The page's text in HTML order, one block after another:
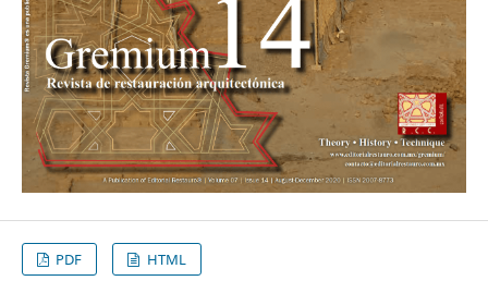
PDF HTML